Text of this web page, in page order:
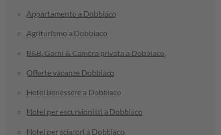
Appartamento a Dobbiaco
Agriturismo a Dobbiaco
B&B, Garni & Camera privata a Dobbiaco
Offerte vacanze Dobbiaco
Hotel benessere a Dobbiaco
Hotel per escursionisti a Dobbiaco
Hotel per sciatori a Dobbiaco